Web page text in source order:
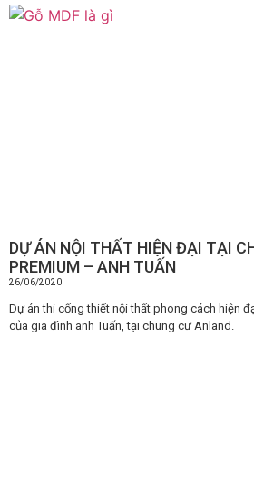
DỰ ÁN NỘI THẤT HIỆN ĐẠI TẠI
PREMIUM – ANH TUẤN
26/06/2020
Dự án thi cống thiết nội thất phong cách hiện
của gia đình anh Tuấn, tại chung cư Anland.